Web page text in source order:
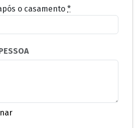
o casamento *